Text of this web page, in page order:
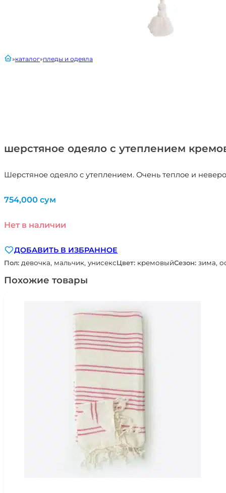
шерстяное одеяло с утеплением
Шерстяное одеяло с утеплением. Очень теплое и
главнаякаталог пледы и одеяла
754,000 сум
Нет в наличии
ДОБАВИТЬ В ИЗБРАННОЕ
Пол: девочка, мальчик, унисексЦвет: кремовыйСезон: зима,
Похожие товары